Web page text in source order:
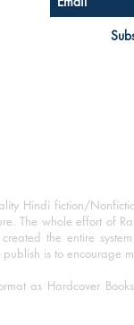
Hindi fiction/
The whole effort of
the entire
is to encourage
as Hardcover